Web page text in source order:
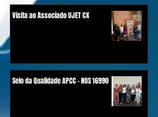
Visita ao Associado UJET CX
Selo da Qualidade APCC - NOS 16990